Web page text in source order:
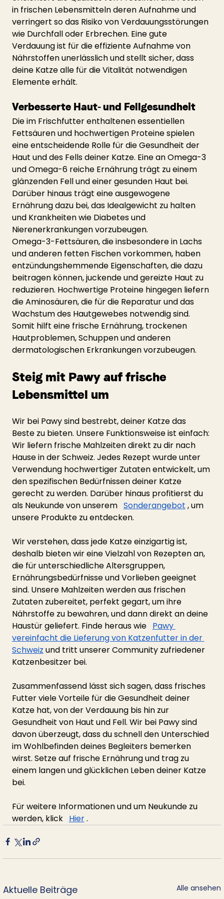
in frischen Lebensmitteln deren Aufnahme und
verringert so das Risiko von Verdauungsstörungen
wie Durchfall oder Erbrechen. Eine gute
Verdauung ist für die effiziente Aufnahme von
Nährstoffen unerlässlich und stellt sicher, dass
deine Katze alle für die Vitalität notwendigen
Elemente erhält.
Verbesserte Haut- und Fellgesundheit
Die im Frischfutter enthaltenen essentiellen
Fettsäuren und hochwertigen Proteine spielen
eine entscheidende Rolle für die Gesundheit der
Haut und des Fells deiner Katze. Eine an Omega-3
und Omega-6 reiche Ernährung trägt zu einem
glänzenden Fell und einer gesunden Haut bei.
Darüber hinaus trägt eine ausgewogene
Ernährung dazu bei, das Idealgewicht zu halten
und Krankheiten wie Diabetes und
Nierenerkrankungen vorzubeugen.
Omega-3-Fettsäuren, die insbesondere in Lachs
und anderen fetten Fischen vorkommen, haben
entzündungshemmende Eigenschaften, die dazu
beitragen können, juckende und gereizte Haut zu
reduzieren. Hochwertige Proteine hingegen liefern
die Aminosäuren, die für die Reparatur und das
Wachstum des Hautgewebes notwendig sind.
Somit hilft eine frische Ernährung, trockenen
Hautproblemen, Schuppen und anderen
dermatologischen Erkrankungen vorzubeugen.
Steig mit Pawy auf frische
Lebensmittel um
Wir bei Pawy sind bestrebt, deiner Katze das
Beste zu bieten. Unsere Funktionsweise ist einfach:
Wir liefern frische Mahlzeiten direkt zu dir nach
Hause in der Schweiz. Jedes Rezept wurde unter
Verwendung hochwertiger Zutaten entwickelt, um
den spezifischen Bedürfnissen deiner Katze
gerecht zu werden. Darüber hinaus profitierst du
als Neukunde von unserem Sonderangebot , um
unsere Produkte zu entdecken.
Wir verstehen, dass jede Katze einzigartig ist,
deshalb bieten wir eine Vielzahl von Rezepten an,
die für unterschiedliche Altersgruppen,
Ernährungsbedürfnisse und Vorlieben geeignet
sind. Unsere Mahlzeiten werden aus frischen
Zutaten zubereitet, perfekt gegart, um ihre
Nährstoffe zu bewahren, und dann direkt an deine
Haustür geliefert. Finde heraus wie Pawy
vereinfacht die Lieferung von Katzenfutter in der
Schweiz und tritt unserer Community zufriedener
Katzenbesitzer bei.
Zusammenfassend lässt sich sagen, dass frisches
Futter viele Vorteile für die Gesundheit deiner
Katze hat, von der Verdauung bis hin zur
Gesundheit von Haut und Fell. Wir bei Pawy sind
davon überzeugt, dass du schnell den Unterschied
im Wohlbefinden deines Begleiters bemerken
wirst. Setze auf frische Ernährung und trag zu
einem langen und glücklichen Leben deiner Katze
bei.
Für weitere Informationen und um Neukunde zu
werden, klick Hier.
Aktuelle Beiträge Alle ansehen